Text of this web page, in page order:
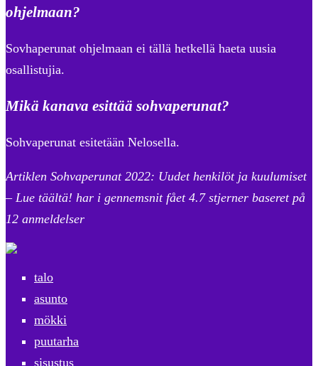
ohjelmaan?
Sovhaperunat ohjelmaan ei tällä hetkellä haeta uusia
osallistujia.
Mikä kanava esittää sohvaperunat?
Sohvaperunat esitetään Nelosella.
Artiklen Sohvaperunat 2022: Uudet henkilöt ja kuulumiset
– Lue täältä! har i gennemsnit fået 4.7stjerner baseret på
12 anmeldelser
talo
asunto
mökki
puutarha
sisustus